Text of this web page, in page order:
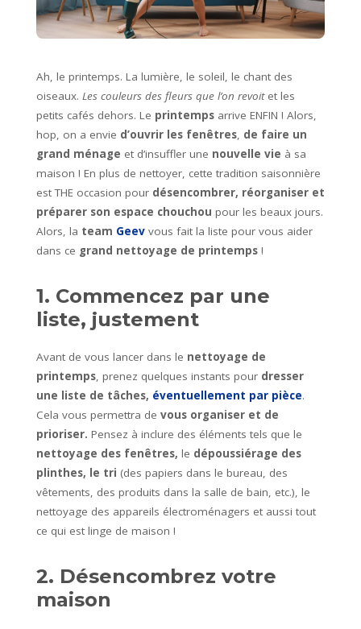
Ah, le printemps. La lumière, le soleil, le chant des
oiseaux. Les couleurs des fleurs que l’on revoitet les
petits cafés dehors. Le printemps arrive ENFIN ! Alors,
hop, on a envie d’ouvrir les fenêtres, de faire un
grand ménage et d’insuffler une nouvelle vie à sa
maison ! En plus de nettoyer, cette tradition saisonnière
est THE occasion pour désencombrer, réorganiser et
préparer son espace chouchou pour les beaux jours.
Alors, la team Geev vous fait la liste pour vous aider
dans ce grand nettoyage de printemps !
1. Commencez par une
liste, justement
Avant de vous lancer dans le nettoyage de
printemps, prenez quelques instants pour dresser
une liste de tâches, éventuellement par pièce.
Cela vous permettra de vous organiser et de
prioriser. Pensez à inclure des éléments tels que le
nettoyage des fenêtres, le dépoussiérage des
plinthes, le tri (des papiers dans le bureau, des
vêtements, des produits dans la salle de bain, etc.), le
nettoyage des appareils électroménagers et aussi tout
ce qui est linge de maison !
2. Désencombrez votre
maison